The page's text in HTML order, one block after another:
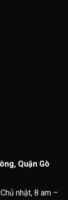
Quận Gò
nhật, 8 am –